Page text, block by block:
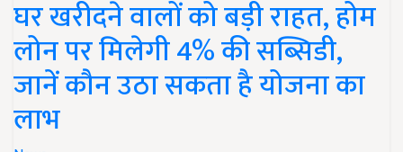
घर खरीदने वालों को बड़ी राहत, होम
लोन पर मिलेगी 4% की सब्सिडी,
जानें कौन उठा सकता है योजना का
लाभ